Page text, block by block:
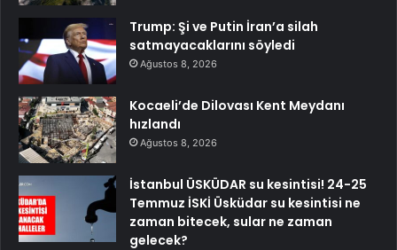
Trump: Şi ve Putin İran’a silah
satmayacaklarını söyledi
Ağustos 8, 2026
Kocaeli’de Dilovası Kent Meydanı
hızlandı
Ağustos 8, 2026
İstanbul ÜSKÜDAR su kesintisi! 24-25
Temmuz İSKİ Üsküdar su kesintisi ne
zaman bitecek, sular ne zaman
gelecek?